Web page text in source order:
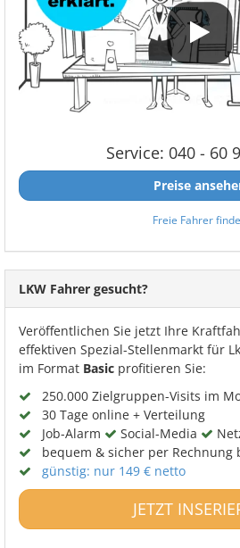
Service: 040 - 60
Preise
Freie Fahrer
LKW Fahrer gesucht?
Veröffentlichen Sie jetzt Ihre
effektiven Spezial-Stellenmarkt für
im Format Basic profitieren Sie:
250.000 Zielgruppen-Visits im
30 Tage online + Verteilung
Job-Alarm
Social-Media
bequem & sicher per Rechnung
günstig: nur 149 € netto
JETZT